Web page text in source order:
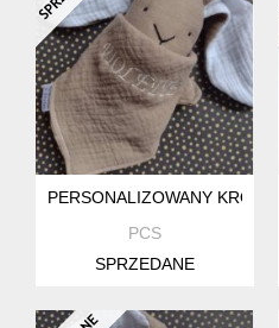
PERSONALIZOWANY
PCS
SPRZEDANE